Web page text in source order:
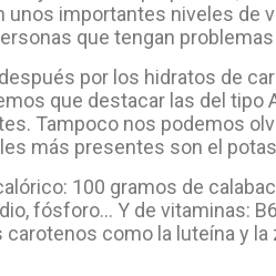
importantes niveles de
que tengan
por los hidratos de
que destacar las del tipo
Tampoco nos podemos
más presentes son el
100 gramos de
fósforo… Y de vitaminas:
como la luteína y